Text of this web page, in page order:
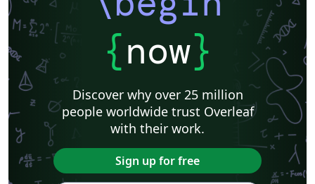
{now}
Discover why over 25 million
people worldwide trust Overleaf
with their work.
Sign up for free